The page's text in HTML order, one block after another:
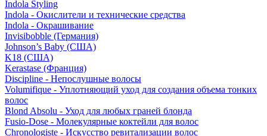
Indola Styling
Indola - Окислители и технические средства
Indola - Окрашивание
Invisibobble (Германия)
Johnson’s Baby (США)
K18 (США)
Kerastase (Франция)
Discipline - Непослушные волосы
Volumifique - Уплотняющий уход для создания объема тонких
волос
Blond Absolu - Уход для любых граней блонда
Fusio-Dose - Молекулярные коктейли для волос
Chronologiste - Искусство ревитализации волос